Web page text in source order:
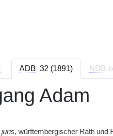
ADB 32 (1891) NDB-
Adam
juris, württembergischer Rath und